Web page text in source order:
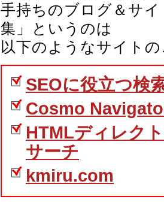
手持ちのブログ＆サ
集」というのは
以下のようなサイト
SEOに役立つ検
Cosmo
HTMLディレク
サーチ
kmiru.com